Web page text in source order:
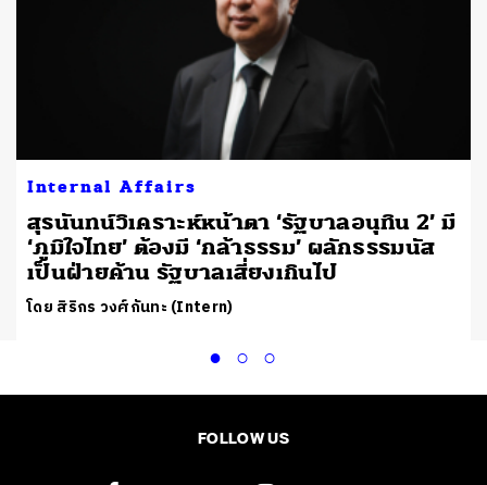
Internal Affairs
สุรนันทน์วิเคราะห์หน้าตา ‘รัฐบาลอนุทิน 2’ มี
‘ภูมิใจไทย’ ต้องมี ‘กล้าธรรม’ ผลักธรรมนัส
เป็นฝ่ายค้าน รัฐบาลเสี่ยงเกินไป
โดย สิริกร วงศ์กันทะ (Intern)
FOLLOW US